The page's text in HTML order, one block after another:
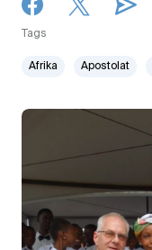
Tags
Afrika Apostolat